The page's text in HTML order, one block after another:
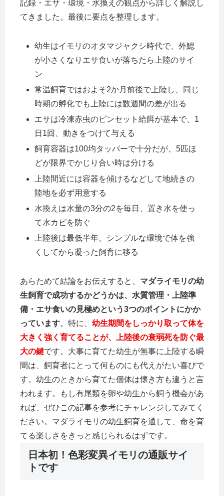
記録・エサ・環境・水換えの観点から詳しく解説し
てきました。最後に要点を整理します。
幼生はイモリのオタマジャクシ時代で、外鰓
が小さくなりエサ食いが落ちたら上陸のサイ
ン
常温飼育ではおよそ2か月前後で上陸し、同じ
時期の孵化でも上陸には数週間の差が出る
エサは冷凍赤虫のピンセット給餌が基本で、1
日1回、動きをつけて与える
飼育容器は100均タッパーで十分だが、5匹ほ
どが限界でかじり合い時は分ける
上陸間近には容器を傾けるなどして地続きの
陸地を必ず用意する
水換えは水量の3分の2を毎日、置き水を使っ
て水カビを防ぐ
上陸後は最低半年、シンプルな環境で体を強
くしてから凝った飼育に移る
あらためて結論をお伝えすると、 マダライモリの幼
生飼育で成功するかどうかは、水質管理・上陸準
備・エサ食いの見極めという3つのポイントにかか
っています。特に、 幼生期間をしっかり取って体を
大きく強く育てることが、上陸後の衰弱死を防ぐ最
大の鍵です。大事に育てた幼生が無事に上陸する瞬
間は、飼育者にとって何ものにも代えがたい喜びで
す。幼生のときから育てた個体は懐き方も違うと言
われます。もし有尾類を卵や幼生から飼う機会があ
れば、ぜひこの記事を参考にチャレンジしてみてく
ださい。マダライモリの幼生飼育を通して、命を育
てる楽しさをきっと感じられるはずです。
日本初！色彩変異イモリの通販サイ
トです